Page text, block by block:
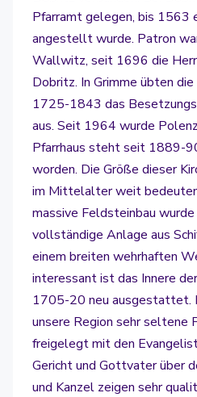
Pfarramt gelegen, bis 1563
angestellt wurde. Patron
Wallwitz, seit 1696 die
Dobritz. In Grimme übten
1725-1843 das
aus. Seit 1964 wurde
Pfarrhaus steht seit 1889-
worden. Die Größe dieser
im Mittelalter weit
massive Feldsteinbau
vollständige Anlage aus
einem breiten wehrhaften
interessant ist das Innere
1705-20 neu ausgestattet.
unsere Region sehr seltene
freigelegt mit den
Gericht und Gottvater über
und Kanzel zeigen sehr